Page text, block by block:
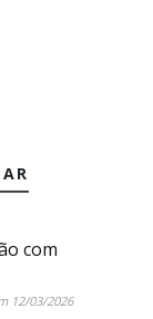
com
12/03/2026